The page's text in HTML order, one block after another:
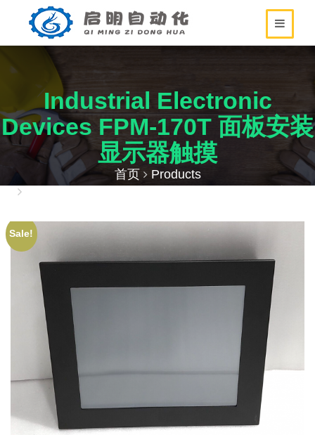
Industrial Electronic
Devices FPM-170T 面板安装
显示器触摸
首页
Products
Sale!